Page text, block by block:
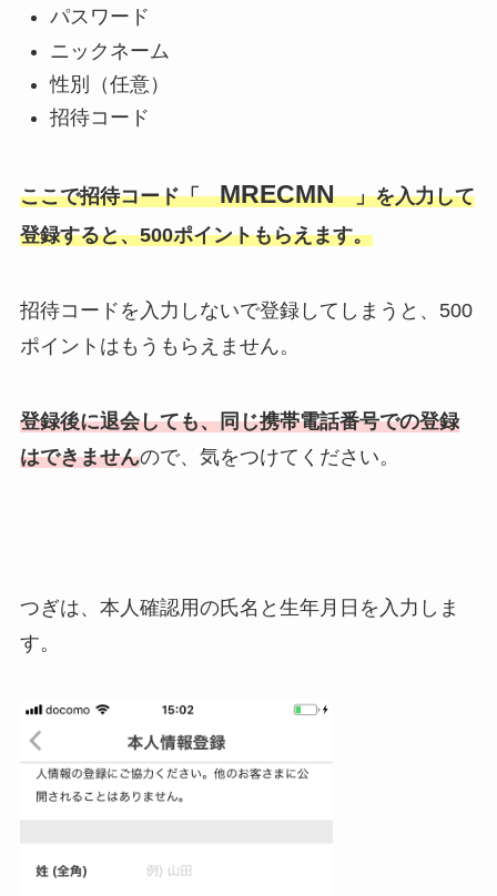
パスワード
ニックネーム
性別（任意）
招待コード
ここで招待コード「MRECMN」を入力して
登録すると、500ポイントもらえます。
招待コードを入力しないで登録してしまうと、500
ポイントはもうもらえません。
登録後に退会しても、同じ携帯電話番号での登録
はできませんので、気をつけてください。
つぎは、本人確認用の氏名と生年月日を入力しま
す。